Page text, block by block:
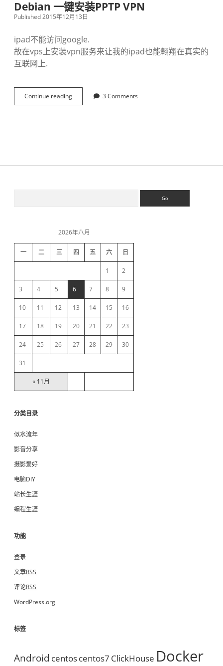
法
连
接
Debian 一键安装PPTP VPN
Published 2015年12月13日
ipad不能访问google.
故在vps上安装vpn服务来让我的ipad也能翱翔在真实的
互联网上.
Continue reading
e
安
P
3 Comments
d
b
a
r
2026年八月
一 二 三 四 五 六 日
« 11月
1 2
3 4 5 6 7 8 9
10 11 12 13 14 15 16
17 18 19 20 21 22 23
24 25 26 27 28 29 30
31
分类目录
似水流年
影音分享
摄影爱好
电脑DIY
站长生涯
编程生涯
功能
登录
文章RSS
评论RSS
WordPress.org
标签
Android centoscentos7 ClickHouse Docker